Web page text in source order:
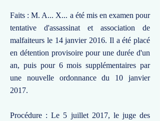
Faits : M. A... X... a été mis en examen pour
tentative d'assassinat et association de
malfaiteurs le 14 janvier 2016. Il a été placé
en détention provisoire pour une durée d'un
an, puis pour 6 mois supplémentaires par
une nouvelle ordonnance du 10 janvier
2017.
Procédure : Le 5 juillet 2017, le juge des